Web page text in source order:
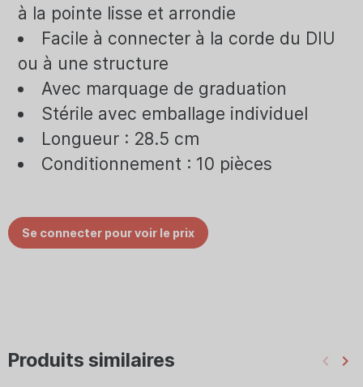
à la pointe lisse et arrondie
Facile à connecter à la corde du DIU
ou à une structure
Avec marquage de graduation
Stérile avec emballage individuel
Longueur : 28.5 cm
Conditionnement : 10 pièces
Se connecter pour voir le prix
Produits similaires keyboard_arrow_left keyboard_arrow_right